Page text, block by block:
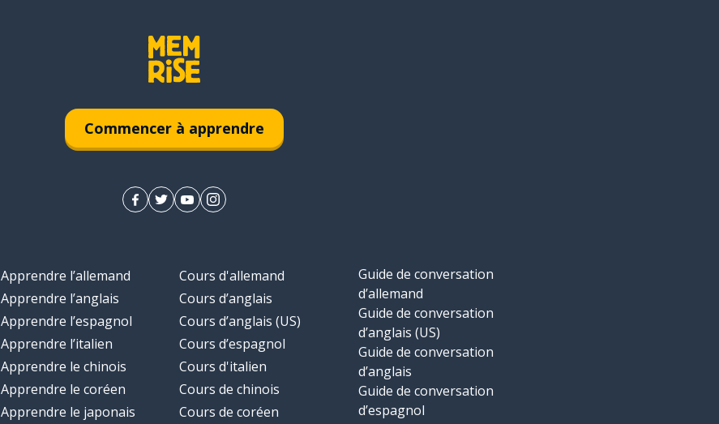
Commencer à apprendre
Apprendre l’allemand
Apprendre l’anglais
Apprendre l’espagnol
Apprendre l’italien
Apprendre le chinois
Apprendre le coréen
Apprendre le japonais
Cours d'allemand
Cours d’anglais
Cours d’anglais (US)
Cours d’espagnol
Cours d'italien
Cours de chinois
Cours de coréen
Guide de conversation
d’allemand
Guide de conversation
d’anglais (US)
Guide de conversation
d’anglais
Guide de conversation
d’espagnol